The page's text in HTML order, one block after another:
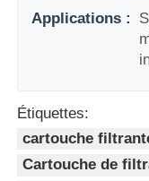
Résine
Électrovanne
Applications :
Étiquettes:
cartouche
Cartouche de